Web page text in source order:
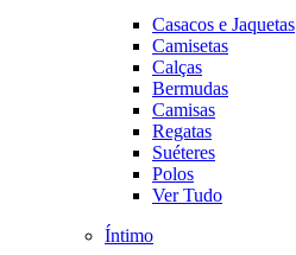
Casacos e Jaquetas
Camisetas
Calças
Bermudas
Camisas
Regatas
Suéteres
Polos
Ver Tudo
Íntimo